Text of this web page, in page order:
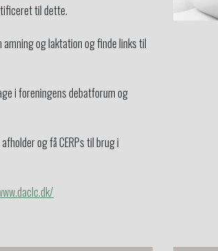
til dette.
amning og laktation og finde links til
i foreningens debatforum og
og få CERPs til brug i